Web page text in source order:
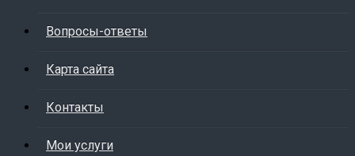
Вопросы-ответы
Карта сайта
Контакты
Мои услуги